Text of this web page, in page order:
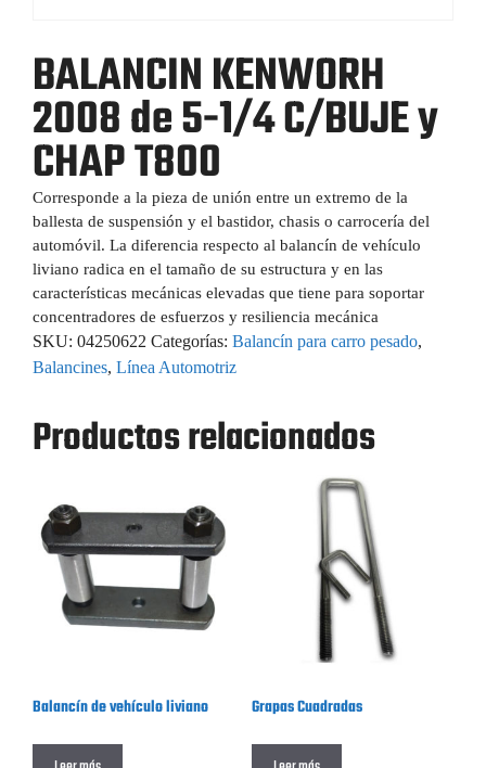
BALANCIN KENWORH
2008 de 5-1/4 C/BUJE y
CHAP T800
Corresponde a la pieza de unión entre un extremo de la
ballesta de suspensión y el bastidor, chasis o carrocería del
automóvil. La diferencia respecto al balancín de vehículo
liviano radica en el tamaño de su estructura y en las
características mecánicas elevadas que tiene para soportar
concentradores de esfuerzos y resiliencia mecánica
SKU: 04250622 Categorías: Balancín para carro pesado,
Balancines, Línea Automotriz
Productos relacionados
Balancín de vehículo liviano Grapas Cuadradas